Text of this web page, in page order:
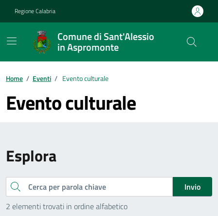
Regione Calabria
Comune di Sant'Alessio
in Aspromonte
Home / Eventi / Evento culturale
Evento culturale
Esplora
Cerca
Invio
2 elementi trovati in ordine alfabetico